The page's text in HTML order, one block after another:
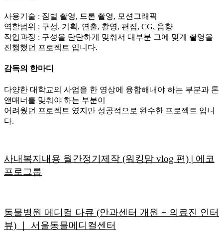
사용기술 : 짐벌 촬영, 드론 촬영, 모션그래픽
역할범위 : 구성, 기획, 연출, 촬영, 편집, CG, 음향
작업과정 : 구성을 탄탄하게 맞춰서 대부분 그에 맞게 촬영을
진행했던 프로젝트 입니다.
감독의 한마디
다양한 대학교의 사업을 한 영상에 융합해내야 하는 부분과 톤
앤매너를 맞춰야 하는 부분이
어려웠던 프로젝트 였지만 성공적으로 완수한 프로젝트 입니
다.
사내복지내용 월간정기제작 (워킹맘 vlog 편) | 에코
프로그룹
동물병원 메디컬 다큐 (안과센터 개원 + 의료진 인터
뷰) ｜ 서울동물메디컬센터